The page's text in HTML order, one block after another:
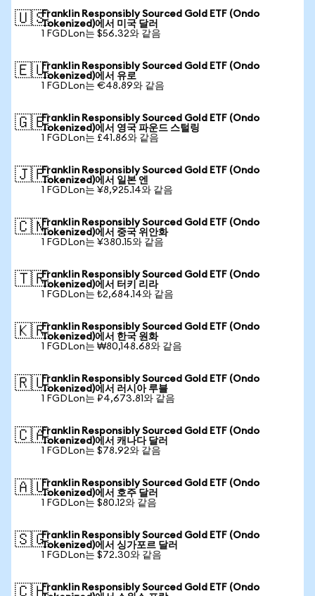
🇺🇸Franklin Responsibly Sourced Gold ETF (Ondo
Tokenized)에서 미국 달러
1 FGDLon는 $56.32와 같음
🇪🇺Franklin Responsibly Sourced Gold ETF (Ondo
Tokenized)에서 유로
1 FGDLon는 €48.89와 같음
🇬🇧Franklin Responsibly Sourced Gold ETF (Ondo
Tokenized)에서 영국 파운드 스털링
1 FGDLon는 £41.86와 같음
🇯🇵Franklin Responsibly Sourced Gold ETF (Ondo
Tokenized)에서 일본 엔
1 FGDLon는 ¥8,925.14와 같음
🇨🇳Franklin Responsibly Sourced Gold ETF (Ondo
Tokenized)에서 중국 위안화
1 FGDLon는 ¥380.15와 같음
🇹🇷Franklin Responsibly Sourced Gold ETF (Ondo
Tokenized)에서 터키 리라
1 FGDLon는 ₺2,684.14와 같음
🇰🇷Franklin Responsibly Sourced Gold ETF (Ondo
Tokenized)에서 한국 원화
1 FGDLon는 ₩80,148.68와 같음
🇷🇺Franklin Responsibly Sourced Gold ETF (Ondo
Tokenized)에서 러시아 루블
1 FGDLon는 ₽4,673.81와 같음
🇨🇦Franklin Responsibly Sourced Gold ETF (Ondo
Tokenized)에서 캐나다 달러
1 FGDLon는 $78.92와 같음
🇦🇺Franklin Responsibly Sourced Gold ETF (Ondo
Tokenized)에서 호주 달러
1 FGDLon는 $80.12와 같음
🇸🇬Franklin Responsibly Sourced Gold ETF (Ondo
Tokenized)에서 싱가포르 달러
1 FGDLon는 $72.30와 같음
🇨🇭Franklin Responsibly Sourced Gold ETF (Ondo